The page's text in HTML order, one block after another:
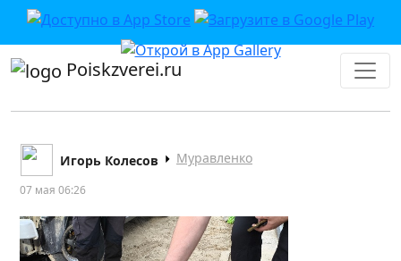
Poiskzverei.ru
Игорь Колесов Муравленко
07 мая 06:26